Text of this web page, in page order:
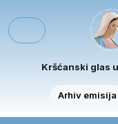
Menu
Kršćanski glas
Arhiv emisija